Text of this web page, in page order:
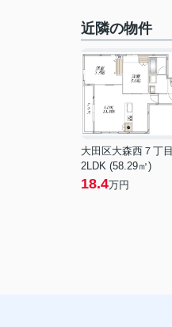
近隣の物件
大田区大森西７丁目
2LDK (58.29㎡)
18.4万円